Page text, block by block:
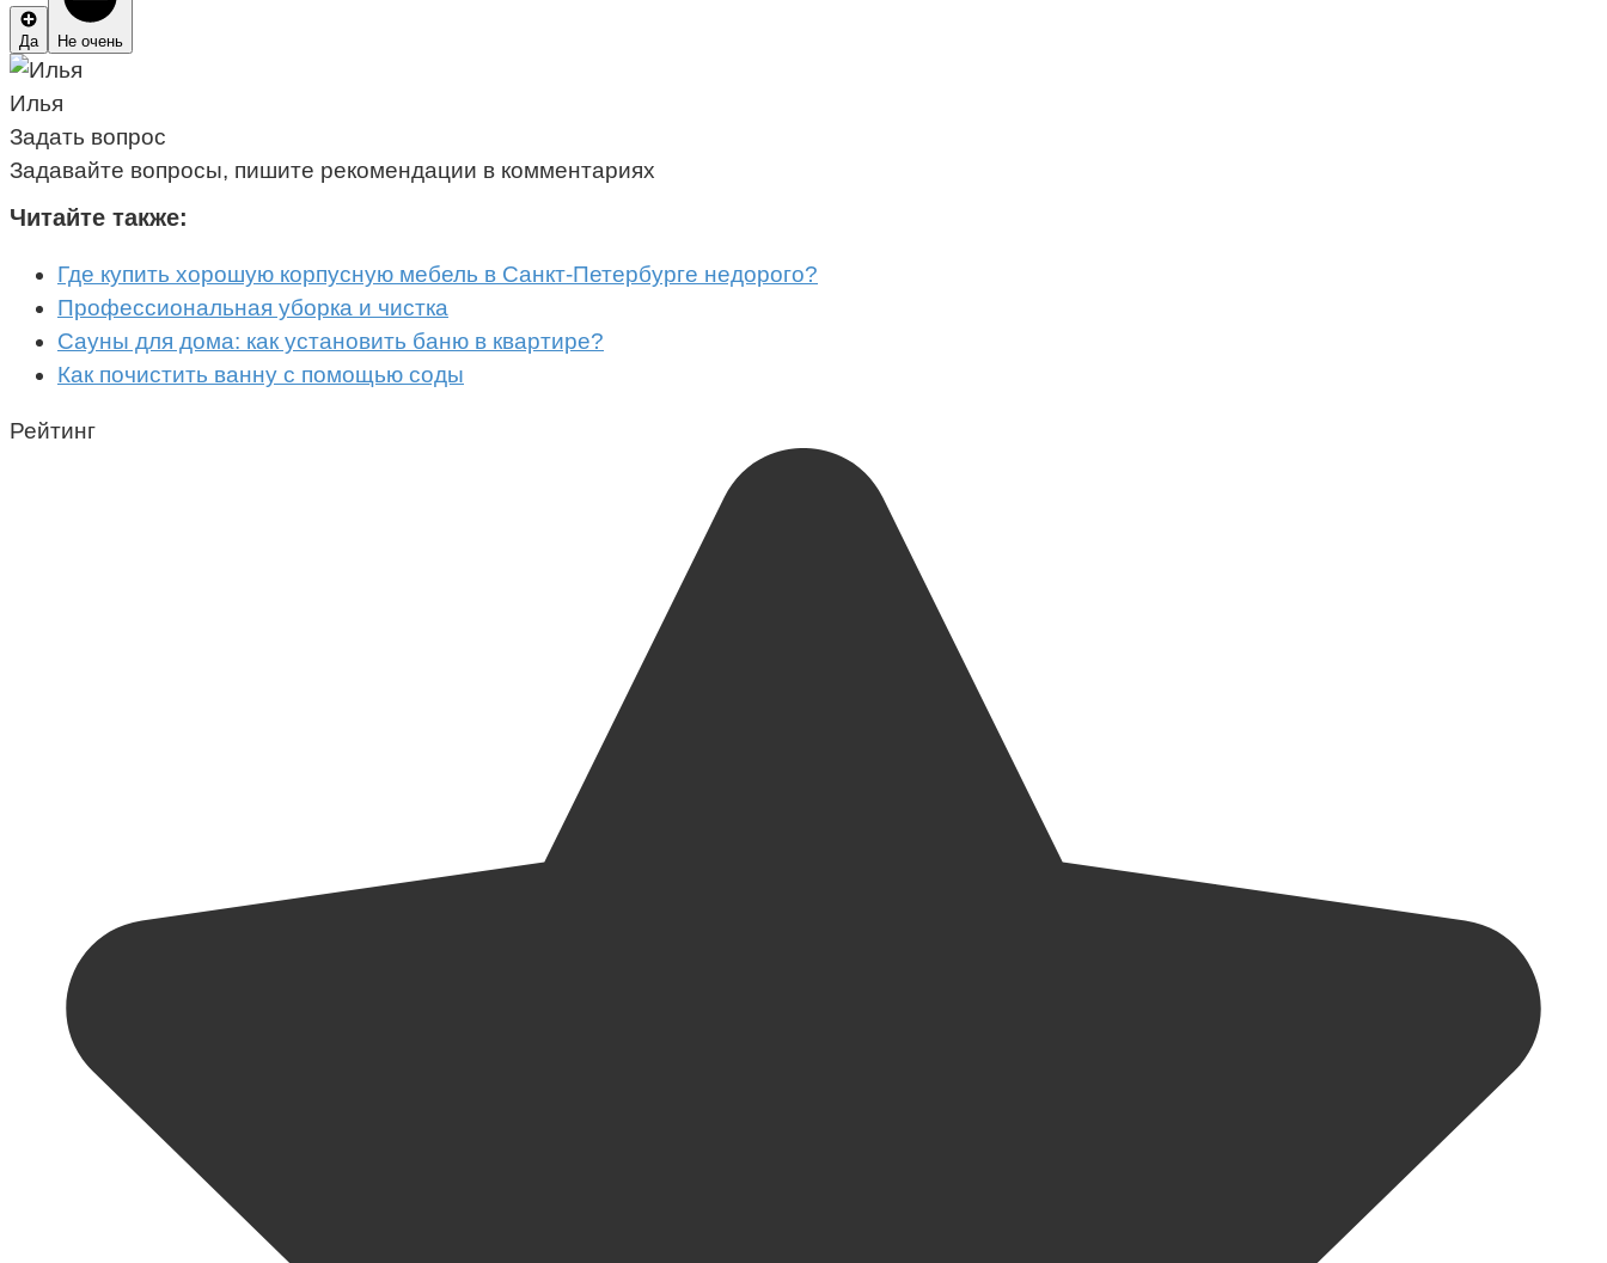
Да Не очень
Илья
Задать вопрос
Задавайте вопросы, пишите рекомендации в комментариях
Читайте также:
Где купить хорошую корпусную мебель в Санкт-Петербурге недорого?
Профессиональная уборка и чистка
Сауны для дома: как установить баню в квартире?
Как почистить ванну с помощью соды
Рейтинг